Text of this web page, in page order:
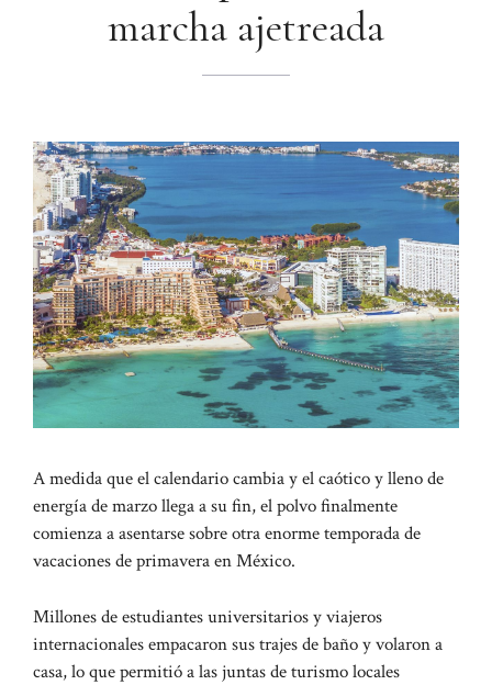
marcha ajetreada
A medida que el calendario cambia y el caótico y lleno de
energía de marzo llega a su fin, el polvo finalmente
comienza a asentarse sobre otra enorme temporada de
vacaciones de primavera en México.
Millones de estudiantes universitarios y viajeros
internacionales empacaron sus trajes de baño y volaron a
casa, lo que permitió a las juntas de turismo locales